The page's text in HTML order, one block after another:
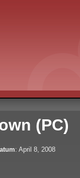
(PC)
: April 8, 2008